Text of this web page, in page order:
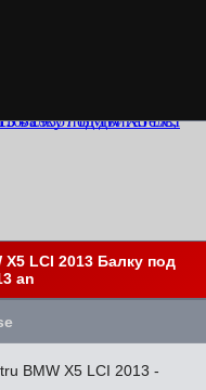
X5 LCI 2013 Балку под
an
BMW X5 LCI 2013 -